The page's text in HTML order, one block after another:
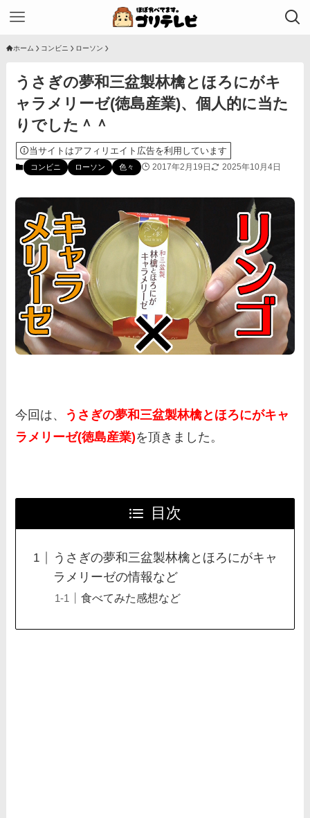
ホーム コンビニ ローソン
うさぎの夢和三盆製林檎とほろにがキ
ャラメリーゼ(徳島産業)、個人的に当た
りでした＾＾
当サイトはアフィリエイト広告を利用しています
コンビニ ローソン 色々 2017年2月19日 2025年10月4日
今回は、 うさぎの夢和三盆製林檎とほろにがキャ
ラメリーゼ(徳島産業)を頂きました。
目次
うさぎの夢和三盆製林檎とほろにがキャ
ラメリーゼの情報など
食べてみた感想など